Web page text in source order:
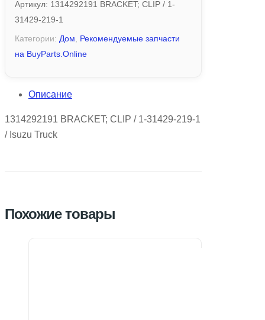
Артикул: 1314292191 BRACKET; CLIP / 1-
31429-219-1
Категории: Дом
Рекомендуемые запчасти
на BuyParts.Online
Описание
1314292191 BRACKET; CLIP / 1-31429-219-1
/ Isuzu Truck
Похожие товары